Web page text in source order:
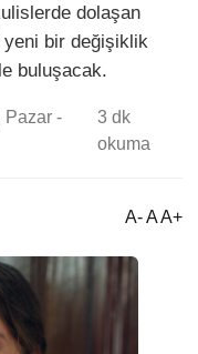
dolaşan
bir değişiklik
buluşacak.
Pazar -
3 dk
okuma
A- A A+